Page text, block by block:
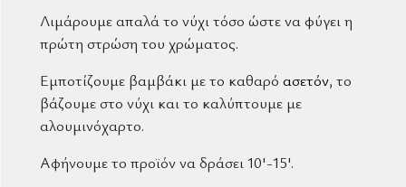
Λιμάρουμε απαλά το νύχι τόσο ώστε να φύγει η
πρώτη στρώση του χρώματος.
Εμποτίζουμε βαμβάκι με το καθαρό ασετόν, το
βάζουμε στο νύχι και το καλύπτουμε με
αλουμινόχαρτο.
Αφήνουμε το προϊόν να δράσει 10'-15'.